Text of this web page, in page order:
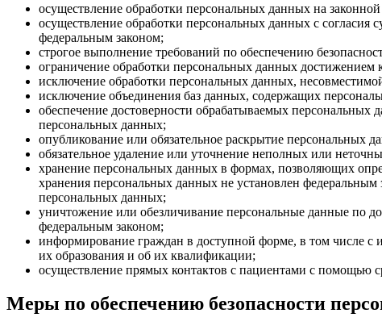
осуществление обработки персональных данных на
осуществление обработки персональных данных с
федеральным законом;
строгое выполнение требований по обеспечению
ограничение обработки персональных данных достижением
исключение обработки персональных данных,
исключение объединения баз данных, содержащих
обеспечение достоверности обрабатываемых
персональных данных;
опубликование или обязательное раскрытие персональных
обязательное удаление или уточнение неполных или
хранение персональных данных в формах, позволяющих
хранения персональных данных не установлен федеральным
персональных данных;
уничтожение или обезличивание персональные данные по
федеральным законом;
информирование граждан в доступной форме, в том числе с
их образования и об их квалификации;
осуществление прямых контактов с пациентами с помощью
Меры по обеспечению безопасности